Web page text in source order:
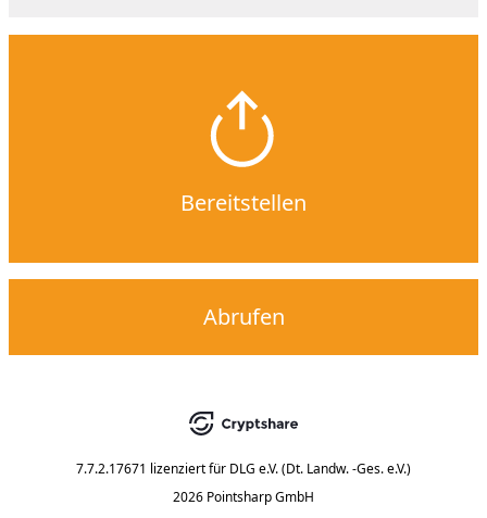
Bereitstellen
Abrufen
7.7.2.17671 lizenziert für DLG e.V. (Dt. Landw. -Ges. e.V.)
2026 Pointsharp GmbH